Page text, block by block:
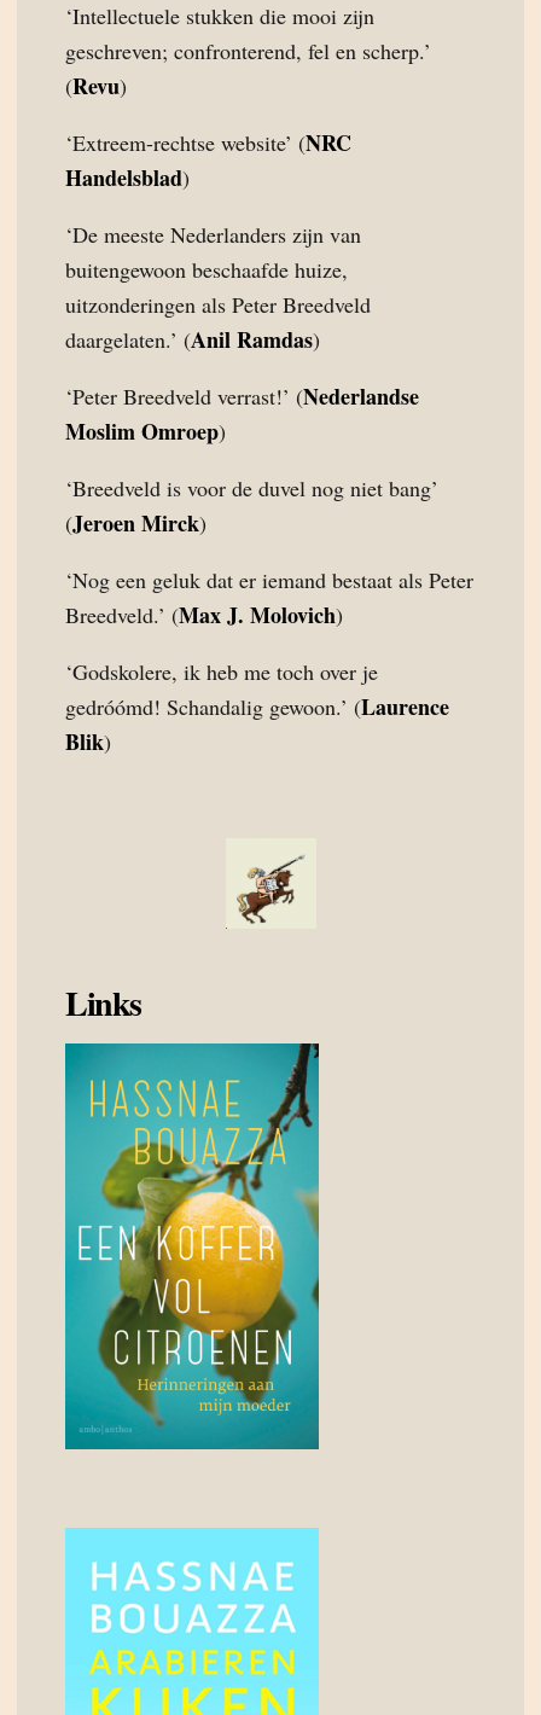
‘Intellectuele stukken die mooi zijn
geschreven; confronterend, fel en scherp.’
(Revu)
‘Extreem-rechtse website’ (NRC
Handelsblad)
‘De meeste Nederlanders zijn van
buitengewoon beschaafde huize,
uitzonderingen als Peter Breedveld
daargelaten.’ (Anil Ramdas)
‘Peter Breedveld verrast!’ (Nederlandse
Moslim Omroep)
‘Breedveld is voor de duvel nog niet bang’
(Jeroen Mirck)
‘Nog een geluk dat er iemand bestaat als Peter
Breedveld.’ (Max J. Molovich)
‘Godskolere, ik heb me toch over je
gedróómd! Schandalig gewoon.’ (Laurence
Blik)
Links